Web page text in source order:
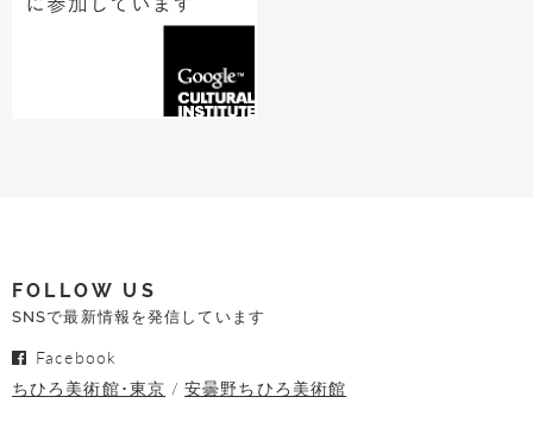
FOLLOW US
SNSで最新情報を発信しています
Facebook
ちひろ美術館･東京
安曇野ちひろ美術館